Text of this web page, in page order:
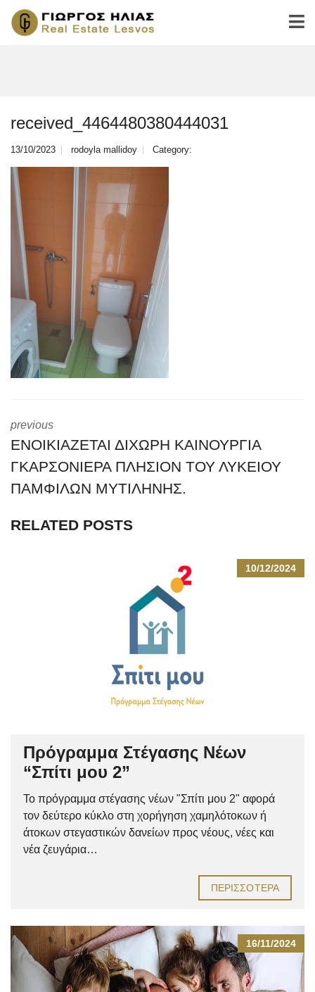
received_4464480380444031
13/10/2023 rodoyla mallidoy Category:
previous
ΕΝΟΙΚΙΑΖΕΤΑΙ ΔΙΧΩΡΗ ΚΑΙΝΟΥΡΓΙΑ
ΓΚΑΡΣΟΝΙΕΡΑ ΠΛΗΣΙΟΝ ΤΟΥ ΛΥΚΕΙΟΥ
ΠΑΜΦΙΛΩΝ ΜΥΤΙΛΗΝΗΣ.
RELATED POSTS
10/12/2024
Πρόγραμμα Στέγασης Νέων
“Σπίτι μου 2”
Το πρόγραμμα στέγασης νέων "Σπίτι μου 2" αφορά
τον δεύτερο κύκλο στη χορήγηση χαμηλότοκων ή
άτοκων στεγαστικών δανείων προς νέους, νέες και
νέα ζευγάρια…
ΠΕΡΙΣΣΌΤΕΡΑ
16/11/2024